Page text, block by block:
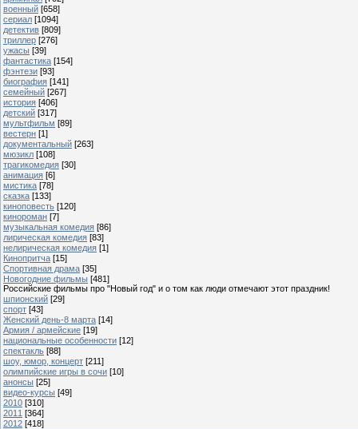
военный [658]
сериал [1094]
детектив [809]
триллер [276]
ужасы [39]
фантастика [154]
фэнтези [93]
биография [141]
семейный [267]
история [406]
детский [317]
мультфильм [89]
вестерн [1]
документальный [263]
мюзикл [108]
трагикомедия [30]
анимация [6]
мистика [78]
сказка [133]
киноповесть [120]
кинороман [7]
музыкальная комедия [86]
лирическая комедия [83]
нелирическая комедия [1]
Кинопритча [15]
Спортивная драма [35]
Новогодние фильмы [481]
Российские фильмы про "Новый год" и о том как люди отмечают этот праздник!
шпионский [29]
спорт [43]
Женский день-8 марта [14]
Армия / армейские [19]
национальные особенности [12]
спектакль [88]
шоу, юмор, концерт [211]
олимпийские игры в сочи [10]
анонсы [25]
видео-курсы [49]
2010 [310]
2011 [364]
2012 [418]